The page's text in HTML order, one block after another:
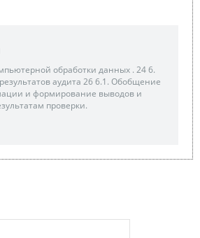
обработки данных . 24 6.
аудита 26 6.1. Обобщение
и формирование выводов и
проверки.